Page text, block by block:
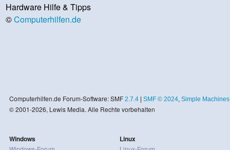
Hardware Hilfe & Tipps
©Computerhilfen.de
Computerhilfen.de Forum-Software: SMF 2.7.4| SMF © 2024, Simple Machines
© 2001-2026, Lewis Media. Alle Rechte vorbehalten
Windows Linux